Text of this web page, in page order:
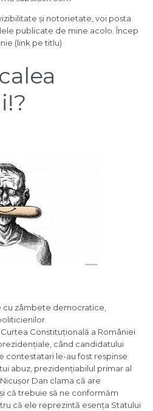
și notorietate, voi posta
publicate de mine acolo. Încep
(link pe titlu)
cu zâmbete democratice,
Constituțională a României
când candidatului
contestatari le-au fost respinse
abuz, prezidențiabilul primar al
Dan clama că are
că trebuie să ne conformăm
că ele reprezintă esența Statului